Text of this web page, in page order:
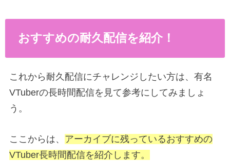
おすすめの耐久配信を紹介！
これから耐久配信にチャレンジしたい方は、有名
VTuberの長時間配信を見て参考にしてみましょ
う。
ここからは、 アーカイブに残っているおすすめの
VTuber長時間配信を紹介します。